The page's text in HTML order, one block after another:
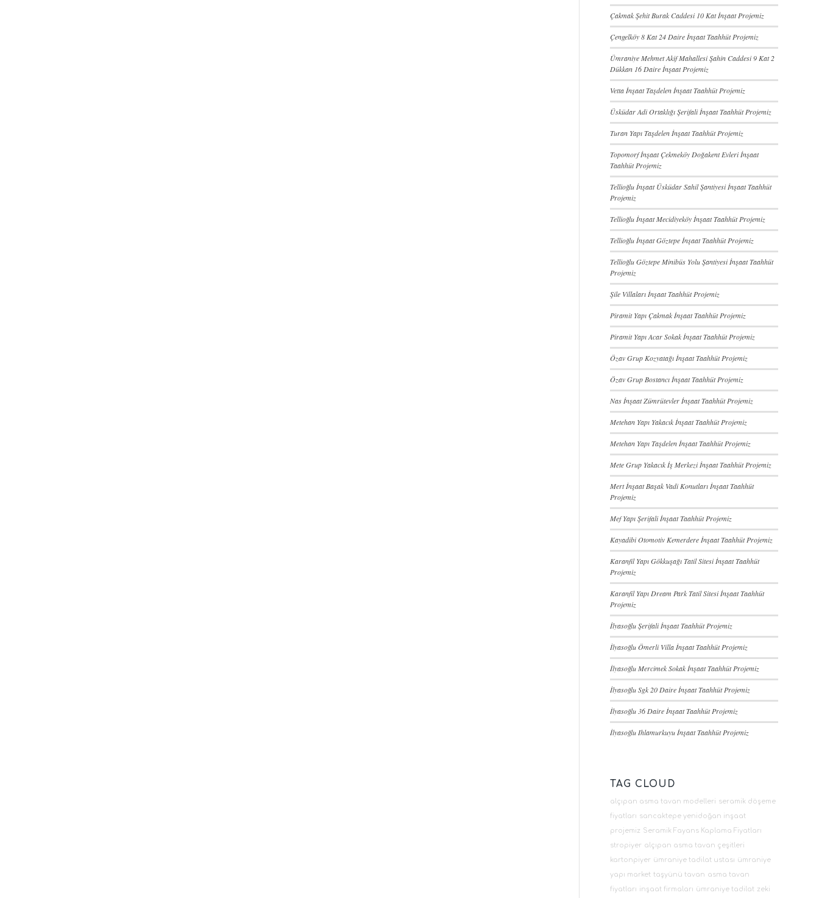
Çakmak Şehit Burak Caddesi 10 Kat İnşaat Projemiz
Çengelköy 8 Kat 24 Daire İnşaat Taahhüt Projemiz
Ümraniye Mehmet Akif Mahallesi Şahin Caddesi 9 Kat 2
Dükkan 16 Daire İnşaat Projemiz
Vetta İnşaat Taşdelen İnşaat Taahhüt Projemiz
Üsküdar Adi Ortaklığı Şerifali İnşaat Taahhüt Projemiz
Turan Yapı Taşdelen İnşaat Taahhüt Projemiz
Topomorf İnşaat Çekmeköy Doğakent Evleri İnşaat
Taahhüt Projemiz
Tellioğlu İnşaat Üsküdar Sahil Şantiyesi İnşaat Taahhüt
Projemiz
Tellioğlu İnşaat Mecidiyeköy İnşaat Taahhüt Projemiz
Tellioğlu İnşaat Göztepe İnşaat Taahhüt Projemiz
Tellioğlu Göztepe Minibüs Yolu Şantiyesi İnşaat Taahhüt
Projemiz
Şile Villaları İnşaat Taahhüt Projemiz
Piramit Yapı Çakmak İnşaat Taahhüt Projemiz
Piramit Yapı Acar Sokak İnşaat Taahhüt Projemiz
Özav Grup Kozyatağı İnşaat Taahhüt Projemiz
Özav Grup Bostancı İnşaat Taahhüt Projemiz
Nas İnşaat Zümrütevler İnşaat Taahhüt Projemiz
Metehan Yapı Yakacık İnşaat Taahhüt Projemiz
Metehan Yapı Taşdelen İnşaat Taahhüt Projemiz
Mete Grup Yakacık İş Merkezi İnşaat Taahhüt Projemiz
Mert İnşaat Başak Vadi Konutları İnşaat Taahhüt
Projemiz
Mef Yapı Şerifali İnşaat Taahhüt Projemiz
Kayadibi Otomotiv Kemerdere İnşaat Taahhüt Projemiz
Karanfil Yapı Gökkuşağı Tatil Sitesi İnşaat Taahhüt
Projemiz
Karanfil Yapı Dream Park Tatil Sitesi İnşaat Taahhüt
Projemiz
İlyasoğlu Şerifali İnşaat Taahhüt Projemiz
İlyasoğlu Ömerli Villa İnşaat Taahhüt Projemiz
İlyasoğlu Mercimek Sokak İnşaat Taahhüt Projemiz
İlyasoğlu Sgk 20 Daire İnşaat Taahhüt Projemiz
İlyasoğlu 36 Daire İnşaat Taahhüt Projemiz
İlyasoğlu Ihlamurkuyu İnşaat Taahhüt Projemiz
TAG CLOUD
alçıpan asma tavan modelleri seramik döşeme
fiyatları sancaktepe yenidoğan inşaat
projemiz Seramik Fayans Kaplama Fiyatları
stropiyer alçıpan asma tavan çeşitleri
kartonpiyer ümraniye tadilat ustası ümraniye
yapı market taşyünü tavan asma tavan
fiyatları inşaat firmaları ümraniye tadilat zeki